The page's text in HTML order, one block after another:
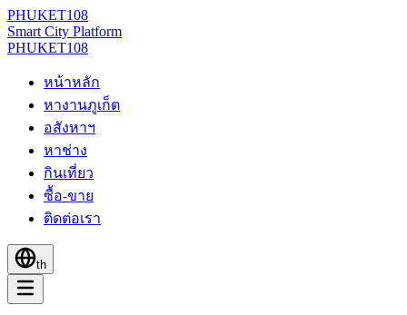
PHUKET108
Smart City Platform
PHUKET108
หน้าหลัก
หางานภูเก็ต
อสังหาฯ
หาช่าง
กินเที่ยว
ซื้อ-ขาย
ติดต่อเรา
th